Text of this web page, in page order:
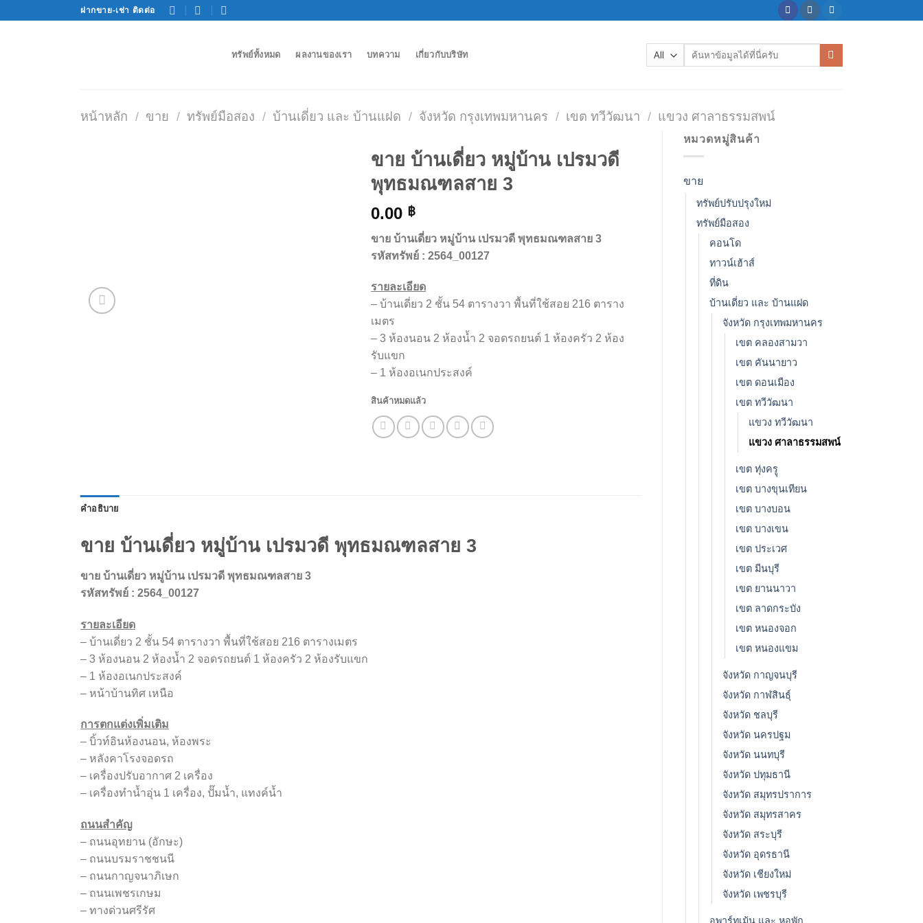
ฝากขาย-เช่า ติดต่อ
ทรัพย์ทั้งหมด ผลงานของเรา บทความ เกี่ยวกับบริษัท
ค้นหา:
หน้าหลัก / ขาย / ทรัพย์มือสอง / บ้านเดี่ยว และ บ้านแฝด / จังหวัด กรุงเทพมหานคร / เขต ทวีวัฒนา / แขวง ศาลาธรรมสพน์
หมวดหมู่สินค้า
ขาย
ทรัพย์ปรับปรุงใหม่
ทรัพย์มือสอง
คอนโด
ทาวน์เฮ้าส์
ที่ดิน
บ้านเดี่ยว และ บ้านแฝด
จังหวัด กรุงเทพมหานคร
เขต คลองสามวา
เขต คันนายาว
เขต ดอนเมือง
เขต ทวีวัฒนา
แขวง ทวีวัฒนา
แขวง ศาลาธรรมสพน์
เขต ทุ่งครูุ
เขต บางขุนเทียน
เขต บางบอน
เขต บางเขน
เขต ประเวศ
เขต มีนบุรี
เขต ยานนาวา
เขต ลาดกระบัง
เขต หนองจอก
เขต หนองแขม
จังหวัด กาญจนบุรี
จังหวัด กาฬสินธุ์
จังหวัด ชลบุรี
จังหวัด นครปฐม
จังหวัด นนทบุรี
จังหวัด ปทุมธานี
จังหวัด สมุทรปราการ
จังหวัด สมุทรสาคร
จังหวัด สระบุรี
จังหวัด อุดรธานี
จังหวัด เชียงใหม่
จังหวัด เพชรบุรี
อพาร์ทเม้น และ หอพัก
ขาย บ้านเดี่ยว หมู่บ้าน เปรมวดี
พุทธมณฑลสาย 3
0.00 ฿
ขาย บ้านเดี่ยว หมู่บ้าน เปรมวดี พุทธมณฑลสาย 3
รหัสทรัพย์ : 2564_00127
รายละเอียด
– บ้านเดี่ยว 2 ชั้น 54 ตารางวา พื้นที่ใช้สอย 216 ตาราง
เมตร
– 3 ห้องนอน 2 ห้องน้ำ 2 จอดรถยนต์ 1 ห้องครัว 2 ห้อง
รับแขก
– 1 ห้องอเนกประสงค์
สินค้าหมดแล้ว
คำอธิบาย
ขาย บ้านเดี่ยว หมู่บ้าน เปรมวดี พุทธมณฑลสาย 3
ขาย บ้านเดี่ยว หมู่บ้าน เปรมวดี พุทธมณฑลสาย 3
รหัสทรัพย์ : 2564_00127
รายละเอียด
– บ้านเดี่ยว 2 ชั้น 54 ตารางวา พื้นที่ใช้สอย 216 ตารางเมตร
– 3 ห้องนอน 2 ห้องน้ำ 2 จอดรถยนต์ 1 ห้องครัว 2 ห้องรับแขก
– 1 ห้องอเนกประสงค์
– หน้าบ้านทิศ เหนือ
การตกแต่งเพิ่มเติม
– บิ้วท์อินห้องนอน, ห้องพระ
– หลังคาโรงจอดรถ
– เครื่องปรับอากาศ 2 เครื่อง
– เครื่องทำน้ำอุ่น 1 เครื่อง, ปั๊มน้ำ, แทงค์น้ำ
ถนนสำคัญ
– ถนนอุทยาน (อักษะ)
– ถนนบรมราชชนนี
– ถนนกาญจนาภิเษก
– ถนนเพชรเกษม
– ทางด่วนศรีรัศ